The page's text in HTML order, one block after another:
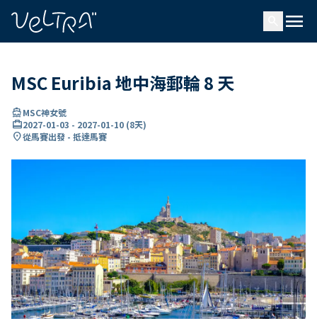
menu
MSC Euribia 地中海郵輪 8 天
directions_boatMSC神女號
card_travel2027-01-03 - 2027-01-10 (8天)
location_on從馬賽出發 - 抵達馬賽